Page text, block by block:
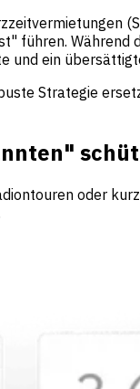
führen. Während
und ein
Strategie
oder